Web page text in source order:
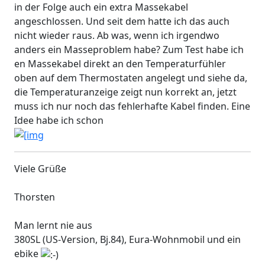
in der Folge auch ein extra Massekabel
angeschlossen. Und seit dem hatte ich das auch
nicht wieder raus. Ab was, wenn ich irgendwo
anders ein Masseproblem habe? Zum Test habe ich
en Massekabel direkt an den Temperaturfühler
oben auf dem Thermostaten angelegt und siehe da,
die Temperaturanzeige zeigt nun korrekt an, jetzt
muss ich nur noch das fehlerhafte Kabel finden. Eine
Idee habe ich schon
Viele Grüße
Thorsten
Man lernt nie aus
380SL (US-Version, Bj.84), Eura-Wohnmobil und ein
ebike